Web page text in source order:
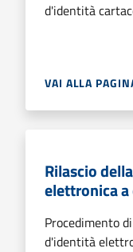
d'identità
VAI ALLA
Rilascio
elettronica
Procedimento
d'identità